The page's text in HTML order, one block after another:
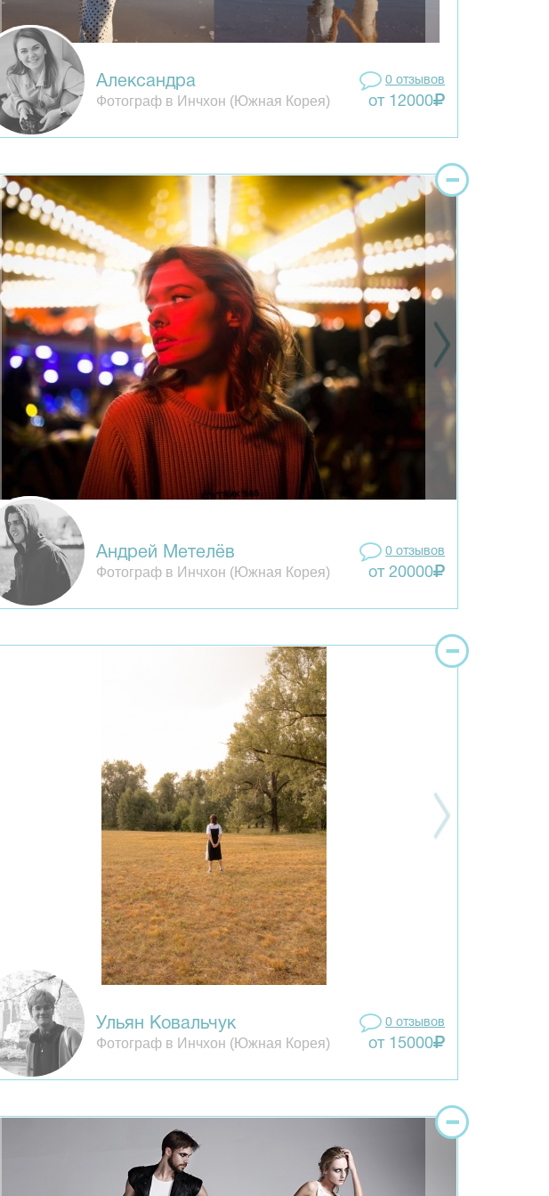
Александра
Фотограф в Инчхон (Южная Корея)
0 отзывов
от 12000
Андрей Метелёв
Фотограф в Инчхон (Южная Корея)
0 отзывов
от 20000
Ульян Ковальчук
Фотограф в Инчхон (Южная Корея)
0 отзывов
от 15000